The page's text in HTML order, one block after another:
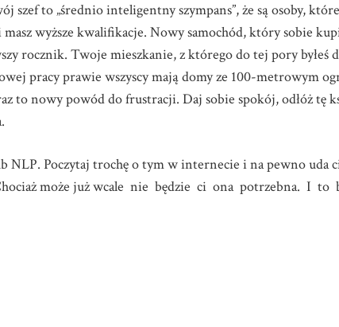
szef to „średnio inteligentny szympans”, że są osoby,
wyższe kwalifikacje. Nowy samochód, który sobie
rocznik. Twoje mieszkanie, z którego do tej pory byłeś
pracy prawie wszyscy mają domy ze 100-metrowym
to nowy powód do frustracji. Daj sobie spokój, odłóż tę
NLP. Poczytaj trochę o tym w internecie i na pewno uda
może już wcale nie będzie ci ona potrzebna. I to